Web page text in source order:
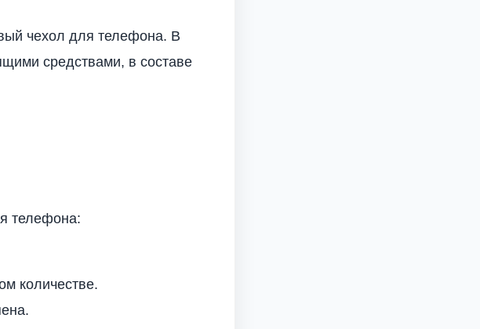
чехол для телефона. В
средствами, в составе
телефона:
количестве.